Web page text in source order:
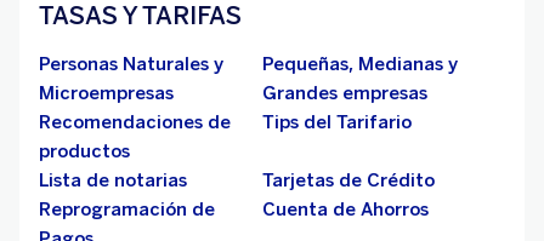
TASAS Y TARIFAS
Personas Naturales y
Microempresas
Pequeñas, Medianas y
Grandes empresas
Recomendaciones de
productos
Tips del Tarifario
Lista de notarias
Tarjetas de Crédito
Reprogramación de
Cuenta de Ahorros